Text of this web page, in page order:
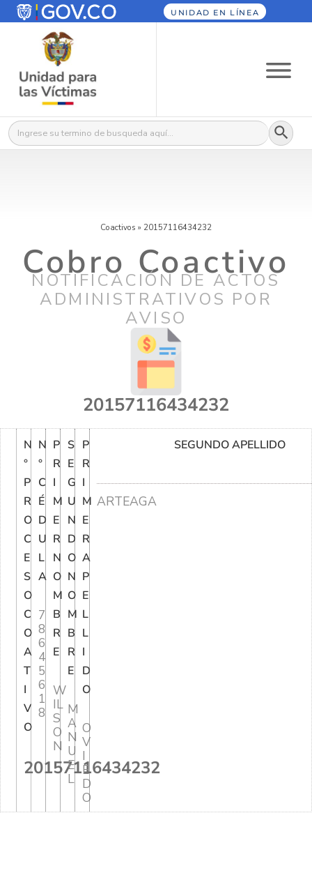
UNIDAD EN LÍNEA
Buscar: Botón
Coactivos » 20157116434232
Cobro Coactivo
NOTIFICACIÓN DE ACTOS
ADMINISTRATIVOS POR
AVISO
20157116434232
N
°
P
R
O
C
E
S
O
C
O
A
T
I
V
O
20157116434232
N
°
C
É
D
U
L
A
7
8
6
4
5
6
1
8
P
R
I
M
E
R
N
O
M
B
R
E
W
IL
S
O
N
S
E
G
U
N
D
O
N
O
M
B
R
E
M
A
N
U
E
L
P
R
I
M
E
R
A
P
E
L
L
I
D
O
O
V
I
E
D
O
SEGUNDO APELLIDO
ARTEAGA